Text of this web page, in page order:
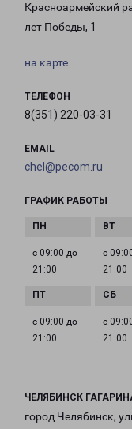
Красноармейский
лет Победы, 1
на карте
ТЕЛЕФОН
8(351) 220-03-31
EMAIL
chel@pecom.ru
ГРАФИК РАБОТЫ
с 09:00 до
21:00
с
21:00
с 09:00 до
21:00
с
21:00
ЧЕЛЯБИНСК
город Челябинск,